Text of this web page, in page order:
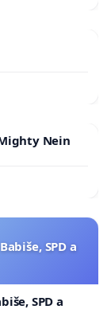
Nein
SPD a
SPD a